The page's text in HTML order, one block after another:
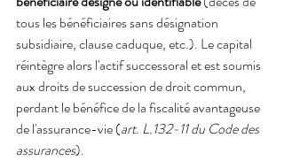
tous les bénéficiaires sans désignation
subsidiaire, clause caduque, etc.). Le capital
réintègre alors l'actif successoral et est soumis
aux droits de succession de droit commun,
perdant le bénéfice de la fiscalité avantageuse
de l'assurance-vie (art. L.132-11 du Code des
assurances).